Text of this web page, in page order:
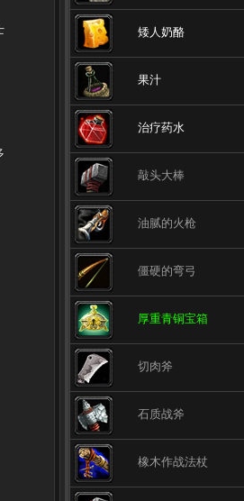
矮人奶酪
果汁
治疗药水
敲头大棒
油腻的火枪
僵硬的弯弓
厚重青铜宝箱
切肉斧
石质战斧
橡木作战法杖